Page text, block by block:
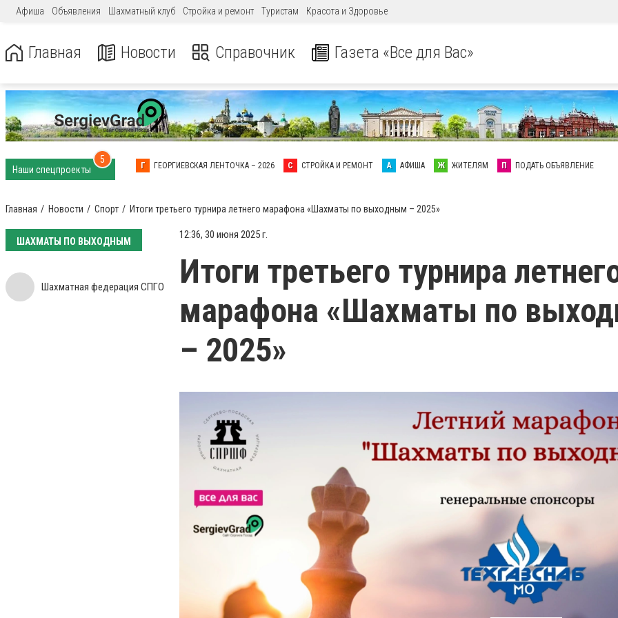
Афиша Объявления Шахматный клуб Стройка и ремонт Туристам Красота и Здоровье
Главная Новости Справочник Газета «Все для Вас»
Наши спецпроекты
5
Г ГЕОРГИЕВСКАЯ ЛЕНТОЧКА – 2026 С СТРОЙКА И РЕМОНТ А АФИША Ж ЖИТЕЛЯМ П ПОДАТЬ ОБЪЯВЛЕНИЕ
Главная Новости Спорт Итоги третьего турнира летнего марафона «Шахматы по выходным – 2025»
ШАХМАТЫ ПО ВЫХОДНЫМ
Шахматная федерация СПГО
12:36, 30 июня 2025 г.
Итоги третьего турнира
марафона «Шахматы по
– 2025»